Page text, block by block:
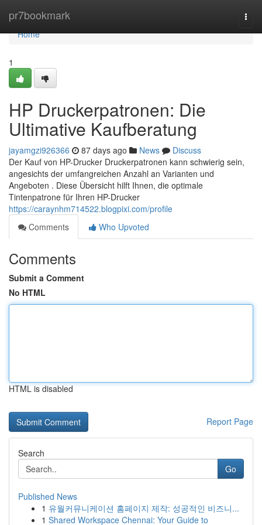
pr7bookmark
Home
Home
1
HP Druckerpatronen: Die
Ultimative Kaufberatung
jayamgzi926366 87 days ago News
Discuss
Der Kauf von HP-Drucker Druckerpatronen kann schwierig sein,
angesichts der umfangreichen Anzahl an Varianten und
Angeboten . Diese Übersicht hilft Ihnen, die optimale
Tintenpatrone für Ihren HP-Drucker
https://caraynhm714522.blogpixi.com/profile
Comments
Who Upvoted
Comments
Submit a Comment
No HTML
HTML is disabled
Report Page
Search
Go
Published News
1 유월커뮤니케이션 홈페이지 제작: 성공적인 비즈니...
1 Shared Workspace Chennai: Your Guide to